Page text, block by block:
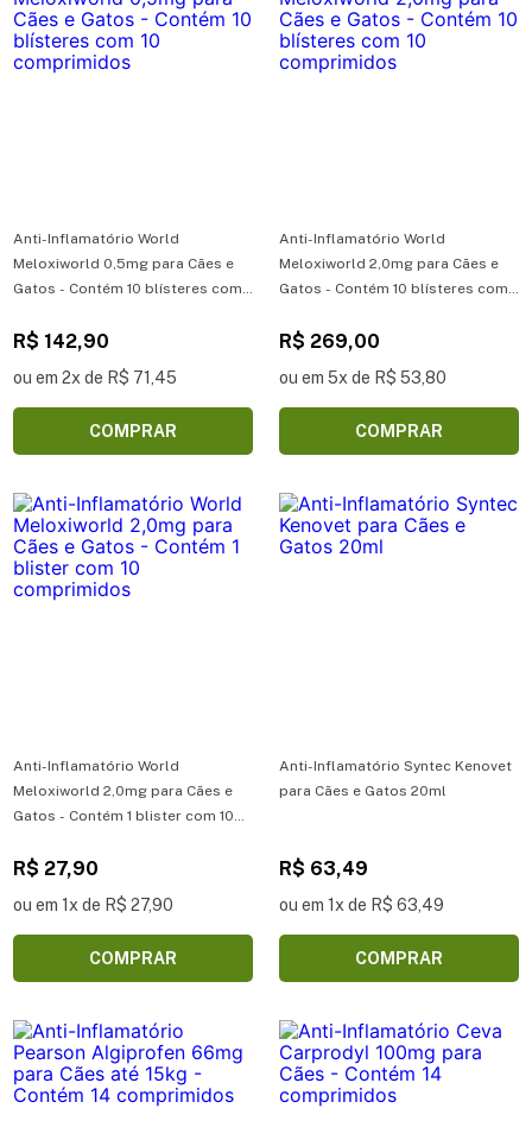
Anti-Inflamatório World
Meloxiworld 0,5mg para Cães e
Gatos - Contém 10 blísteres com
R$ 142,90
ou em 2x de R$ 71,45
COMPRAR
Anti-Inflamatório World
Meloxiworld 2,0mg para Cães e
Gatos - Contém 10 blísteres com
R$ 269,00
ou em 5x de R$ 53,80
COMPRAR
Anti-Inflamatório World
Meloxiworld 2,0mg para Cães e
Gatos - Contém 1 blister com 10
R$ 27,90
ou em 1x de R$ 27,90
COMPRAR
Anti-Inflamatório Syntec Kenovet
para Cães e Gatos 20ml
R$ 63,49
ou em 1x de R$ 63,49
COMPRAR